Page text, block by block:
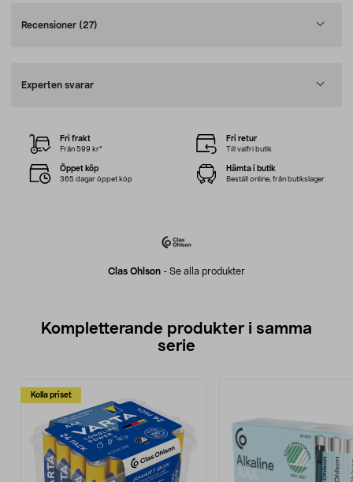
Recensioner (27)
Experten svarar
Clas Ohlson - Se alla produkter
Fri frakt
Från 599 kr*
Fri retur
Till valfri butik
Öppet köp
365 dagar öppet köp
Hämta i butik
Beställ online, från butikslager
Kompletterande produkter i samma
serie
Kolla priset